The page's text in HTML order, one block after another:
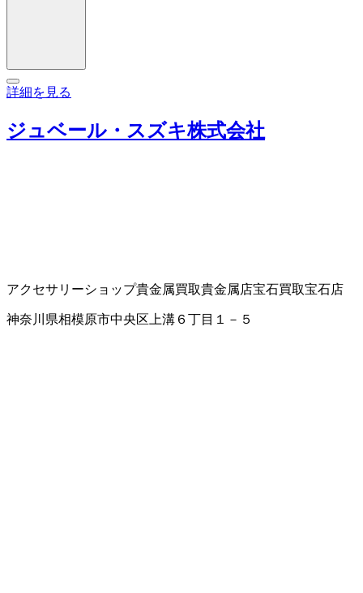
詳細を見る
ジュベール・スズキ株式会社
アクセサリーショップ貴金属買取貴金属店宝石買取宝石店
神奈川県相模原市中央区上溝６丁目１－５